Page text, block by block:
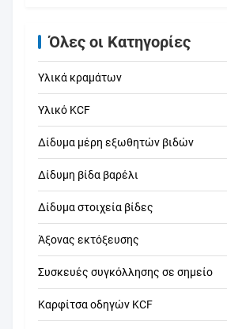
Όλες οι Κατηγορίες
Υλικά κραμάτων
Υλικό KCF
Δίδυμα μέρη εξωθητών βιδών
Δίδυμη βίδα βαρέλι
Δίδυμα στοιχεία βίδες
Άξονας εκτόξευσης
Συσκευές συγκόλλησης σε σημείο
Καρφίτσα οδηγών KCF